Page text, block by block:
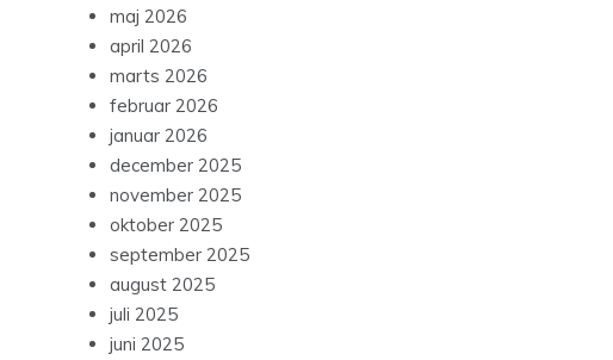
maj 2026
april 2026
marts 2026
februar 2026
januar 2026
december 2025
november 2025
oktober 2025
september 2025
august 2025
juli 2025
juni 2025